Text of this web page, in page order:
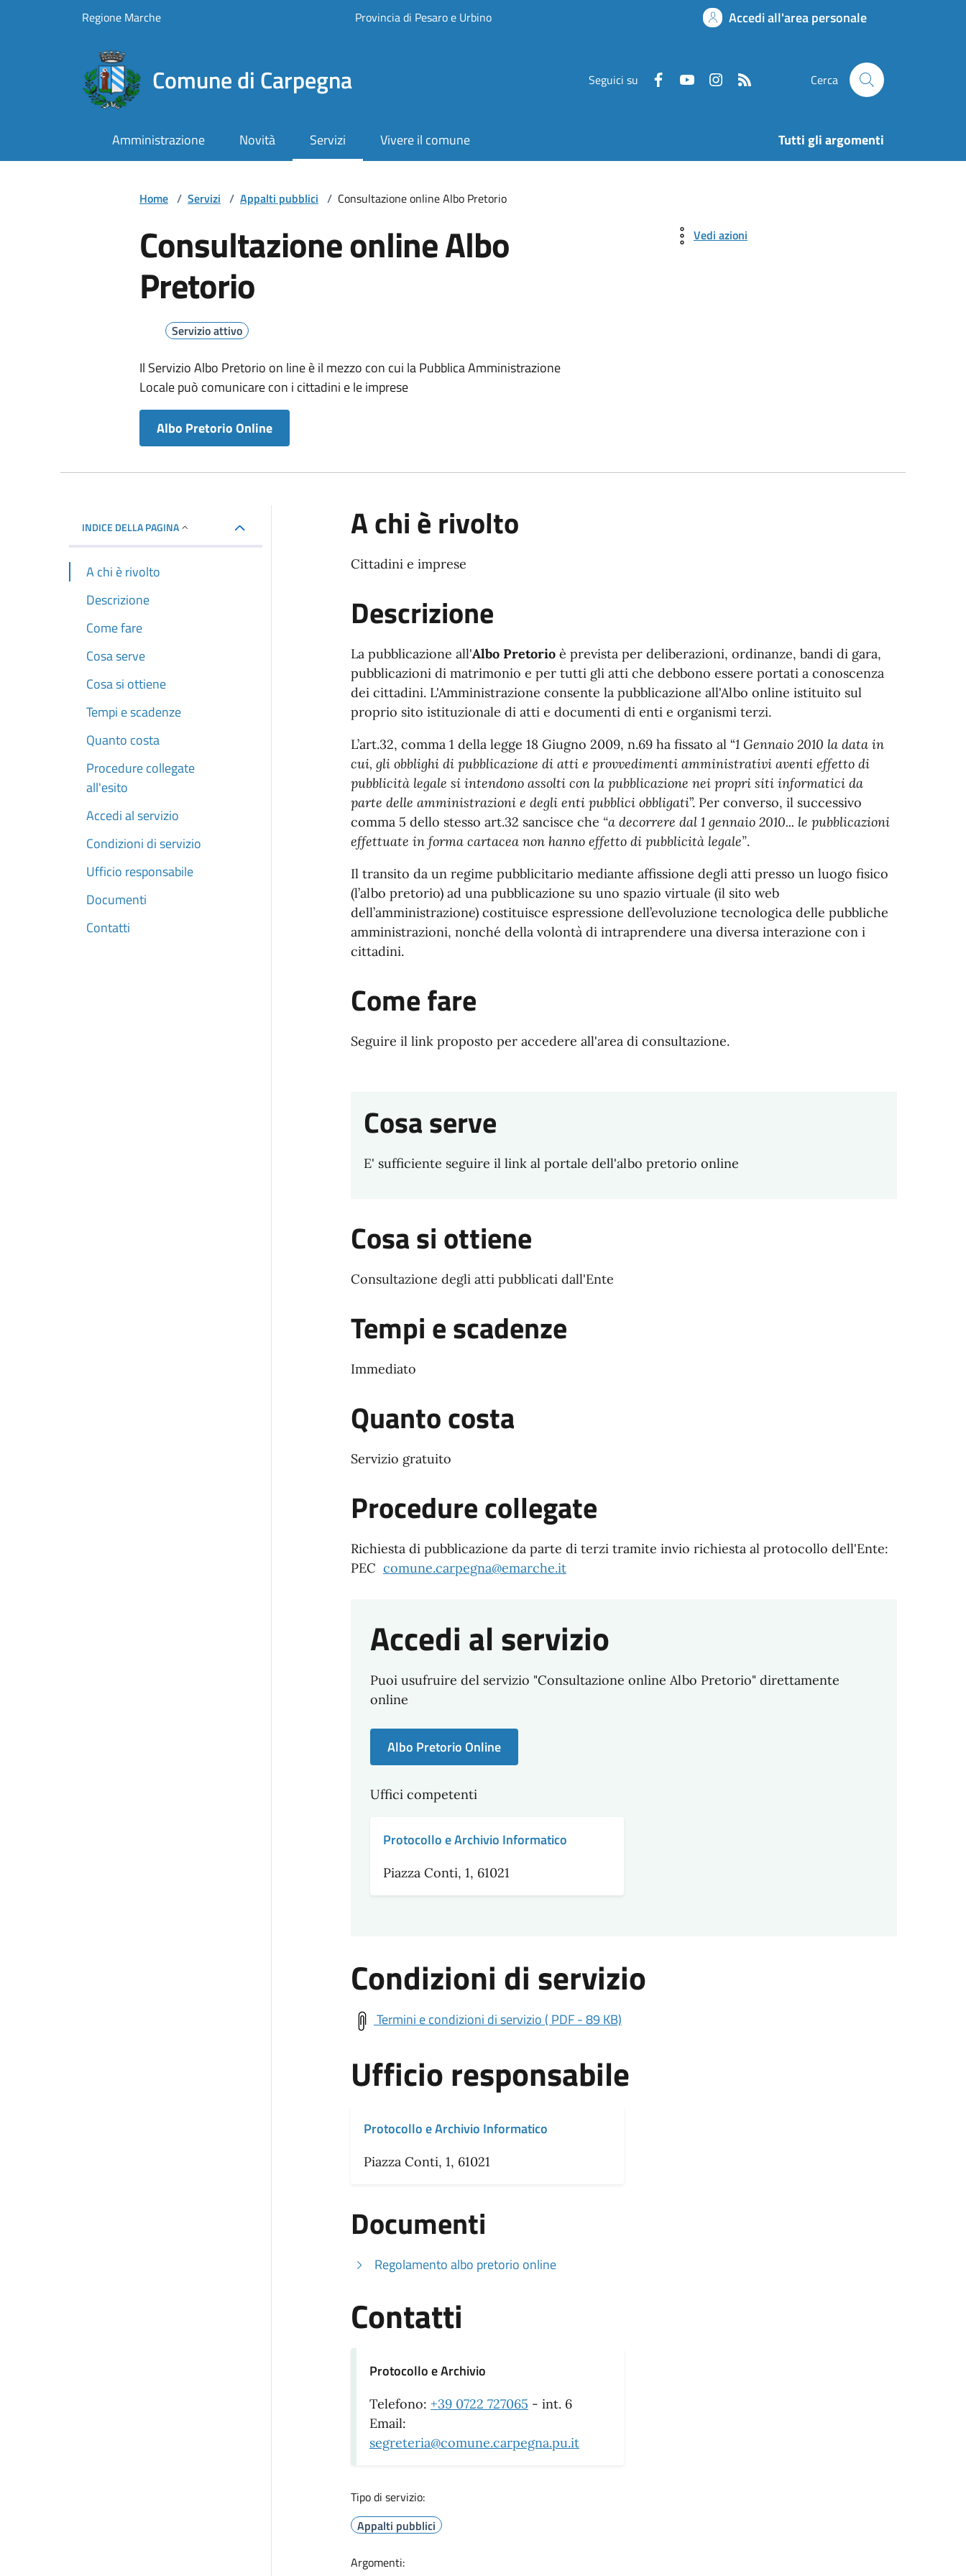
Vai ai contenutiRegione Marche Provincia di Pesaro e Urbino Accedi all'area personale
Comune di Carpegna Seguici su Cerca
Amministrazione Novità Servizi Vivere il comune Tutti gli argomenti
Home / Servizi / Appalti pubblici / Consultazione online Albo Pretorio
Consultazione online Albo
Pretorio
Servizio attivo
Il Servizio Albo Pretorio on line è il mezzo con cui la Pubblica Amministrazione
Locale può comunicare con i cittadini e le imprese
Albo Pretorio Online
Vedi azioni
INDICE DELLA PAGINA
A chi è rivolto
Descrizione
Come fare
Cosa serve
Cosa si ottiene
Tempi e scadenze
Quanto costa
Procedure collegate
all'esito
Accedi al servizio
Condizioni di servizio
Ufficio responsabile
Documenti
Contatti
A chi è rivolto
Cittadini e imprese
Descrizione
La pubblicazione all'Albo Pretorio è prevista per deliberazioni, ordinanze, bandi di gara,
pubblicazioni di matrimonio e per tutti gli atti che debbono essere portati a conoscenza
dei cittadini. L'Amministrazione consente la pubblicazione all'Albo online istituito sul
proprio sito istituzionale di atti e documenti di enti e organismi terzi.
L’art.32, comma 1 della legge 18 Giugno 2009, n.69 ha fissato al “1 Gennaio 2010 la data in
cui, gli obblighi di pubblicazione di atti e provvedimenti amministrativi aventi effetto di
pubblicità legale si intendono assolti con la pubblicazione nei propri siti informatici da
parte delle amministrazioni e degli enti pubblici obbligati”. Per converso, il successivo
comma 5 dello stesso art.32 sancisce che “a decorrere dal 1 gennaio 2010... le pubblicazioni
effettuate in forma cartacea non hanno effetto di pubblicità legale”.
Il transito da un regime pubblicitario mediante affissione degli atti presso un luogo fisico
(l’albo pretorio) ad una pubblicazione su uno spazio virtuale (il sito web
dell’amministrazione) costituisce espressione dell’evoluzione tecnologica delle pubbliche
amministrazioni, nonché della volontà di intraprendere una diversa interazione con i
cittadini.
Come fare
Seguire il link proposto per accedere all'area di consultazione.
Cosa serve
E' sufficiente seguire il link al portale dell'albo pretorio online
Cosa si ottiene
Consultazione degli atti pubblicati dall'Ente
Tempi e scadenze
Immediato
Quanto costa
Servizio gratuito
Procedure collegate
Richiesta di pubblicazione da parte di terzi tramite invio richiesta al protocollo dell'Ente:
PEC comune.carpegna@emarche.it
Accedi al servizio
Puoi usufruire del servizio "Consultazione online Albo Pretorio" direttamente
online
Albo Pretorio Online
Uffici competenti
Protocollo e Archivio Informatico
Piazza Conti, 1, 61021
Condizioni di servizio
Termini e condizioni di servizio ( PDF - 89 KB)
Ufficio responsabile
Protocollo e Archivio Informatico
Piazza Conti, 1, 61021
Documenti
Regolamento albo pretorio online
Contatti
Protocollo e Archivio
Telefono: +39 0722 727065 - int. 6
Email:
segreteria@comune.carpegna.pu.it
Tipo di servizio:
Appalti pubblici
Argomenti: